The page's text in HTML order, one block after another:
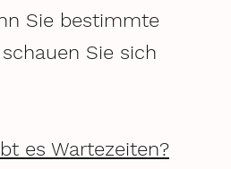
Sie bestimmte
Sie sich
es Wartezeiten?